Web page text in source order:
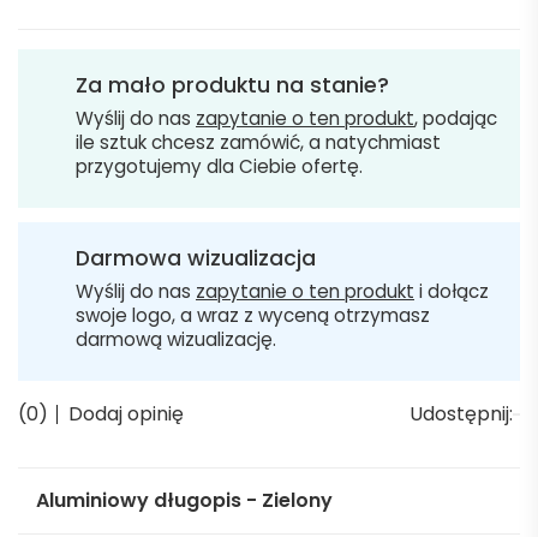
Za mało produktu na stanie?
Wyślij do nas zapytanie o ten produkt, podając
ile sztuk chcesz zamówić, a natychmiast
przygotujemy dla Ciebie ofertę.
Darmowa wizualizacja
Wyślij do nas zapytanie o ten produkt i dołącz
swoje logo, a wraz z wyceną otrzymasz
darmową wizualizację.
(0) Dodaj opinię Udostępnij:
Aluminiowy długopis - Zielony